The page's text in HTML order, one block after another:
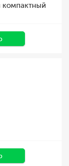
компактный